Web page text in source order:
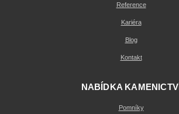
Reference
Kariéra
Blog
Kontakt
NABÍDKA KAMENICTVÍ
Pomníky